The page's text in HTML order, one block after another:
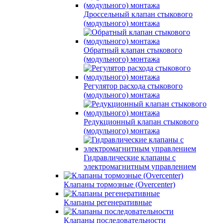
Дроссельный клапан стыкового
(модульного) монтажа
Обратный клапан стыкового
(модульного) монтажа
Регулятор расхода стыкового
(модульного) монтажа
Редукционный клапан стыкового
(модульного) монтажа
Гидравлические клапаны с
электромагнитным управлением
Клапаны тормозные (Overcenter)
Клапаны регенеративные
Клапаны последовательности